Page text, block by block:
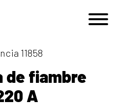
11858
de fiambre
A